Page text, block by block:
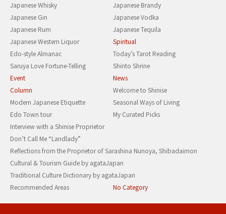
Japanese Whisky
Japanese Brandy
Japanese Gin
Japanese Vodka
Japanese Rum
Japanese Tequila
Japanese Western Liquor
Spiritual
Edo-style Almanac
Today’s Tarot Reading
Saruya Love Fortune-Telling
Shinto Shrine
Event
News
Column
Welcome to Shinise
Modern Japanese Etiquette
Seasonal Ways of Living
Edo Town tour
My Curated Picks
Interview with a Shinise Proprietor
Don’t Call Me “Landlady”
Reflections from the Proprietor of Sarashina Nunoya, Shibadaimon
Cultural & Tourism Guide by agataJapan
Traditional Culture Dictionary by agataJapan
Recommended Areas
No Category